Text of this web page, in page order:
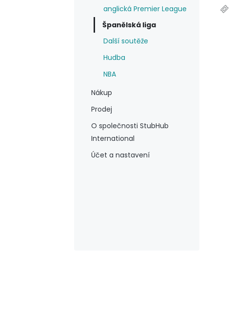
anglická Premier League
Španělská liga
Další soutěže
Hudba
NBA
Nákup
Prodej
O společnosti StubHub
International
Účet a nastavení